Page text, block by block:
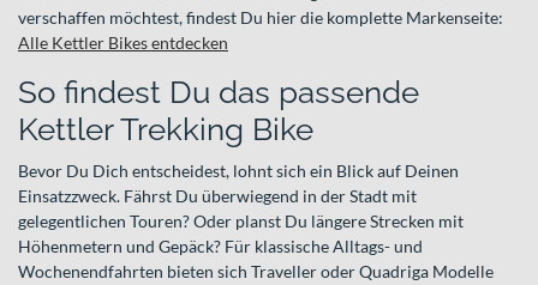
verschaffen möchtest, findest Du hier die komplette Markenseite:
Alle Kettler Bikes entdecken
So findest Du das passende
Kettler Trekking Bike
Bevor Du Dich entscheidest, lohnt sich ein Blick auf Deinen
Einsatzzweck. Fährst Du überwiegend in der Stadt mit
gelegentlichen Touren? Oder planst Du längere Strecken mit
Höhenmetern und Gepäck? Für klassische Alltags- und
Wochenendfahrten bieten sich Traveller oder Quadriga Modelle